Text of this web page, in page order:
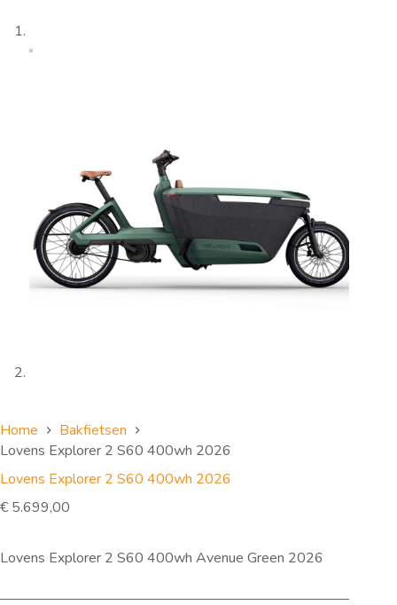
Home
Bakfietsen
Lovens Explorer 2 S60 400wh 2026
Lovens Explorer 2 S60 400wh 2026
€ 5.699,00
Lovens Explorer 2 S60 400wh Avenue Green 2026